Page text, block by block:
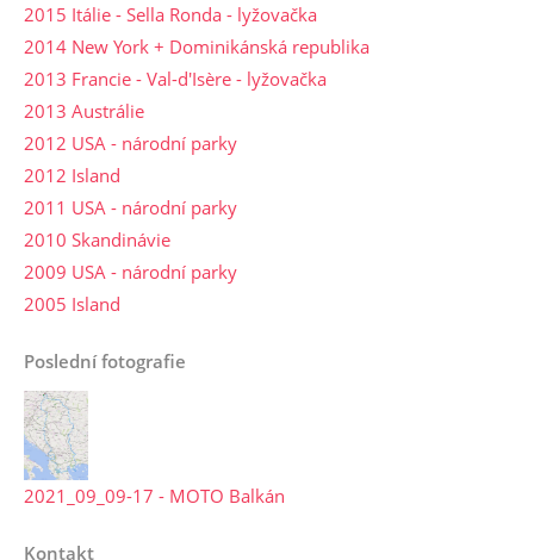
2015 Itálie - Sella Ronda - lyžovačka
2014 New York + Dominikánská republika
2013 Francie - Val-d'Isère - lyžovačka
2013 Austrálie
2012 USA - národní parky
2012 Island
2011 USA - národní parky
2010 Skandinávie
2009 USA - národní parky
2005 Island
Poslední fotografie
2021_09_09-17 - MOTO Balkán
Kontakt